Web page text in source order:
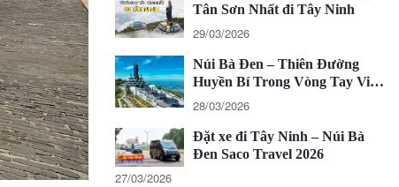
Tân Sơn Nhất đi Tây Ninh
29/03/2026
Núi Bà Đen – Thiên Đường
Huyền Bí Trong Vòng Tay Việt
Nam
28/03/2026
Đặt xe đi Tây Ninh – Núi Bà
Đen Saco Travel 2026
27/03/2026